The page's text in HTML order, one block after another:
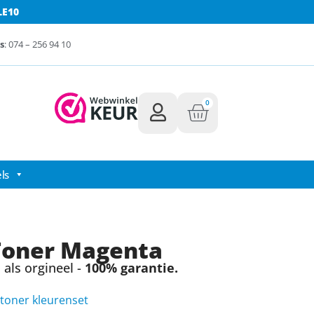
: 074 – 256 94 10
0
Magenta
orgineel - 100% garantie.
kleurenset